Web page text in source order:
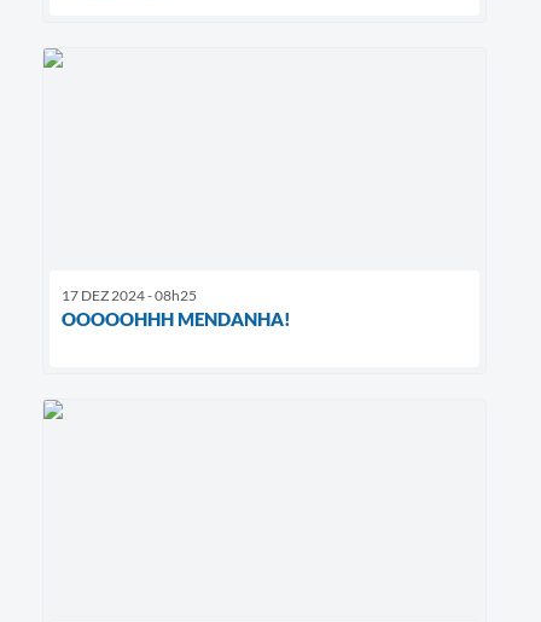
17 DEZ 2024 - 08h25
OOOOOHHH MENDANHA!